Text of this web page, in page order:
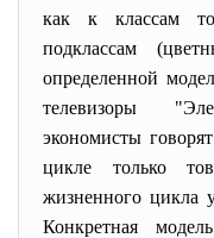
как к классам
подклассам
определенной
телевизоры
экономисты
цикле только
жизненного цикла
Конкретная